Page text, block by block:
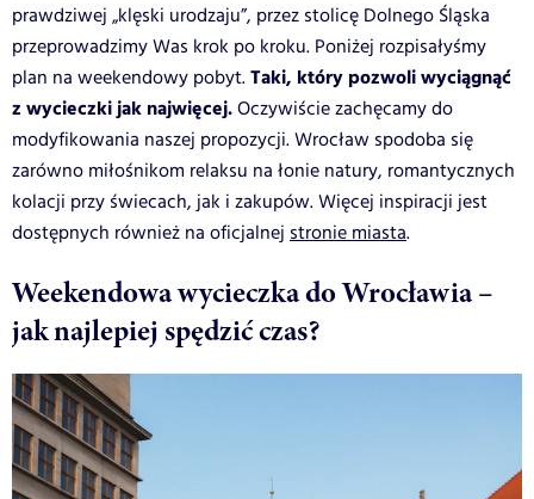
prawdziwej „klęski urodzaju”, przez stolicę Dolnego Śląska
przeprowadzimy Was krok po kroku. Poniżej rozpisałyśmy
plan na weekendowy pobyt.Taki, który pozwoli wyciągnąć
z wycieczki jak najwięcej.Oczywiście zachęcamy do
modyfikowania naszej propozycji. Wrocław spodoba się
zarówno miłośnikom relaksu na łonie natury, romantycznych
kolacji przy świecach, jak i zakupów. Więcej inspiracji jest
dostępnych również na oficjalnej stronie miasta.
Weekendowa wycieczka do Wrocławia –
jak najlepiej spędzić czas?